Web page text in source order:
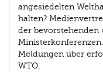
angesiedelten
halten?
der bevorstehenden
Meldungen über
WTO.